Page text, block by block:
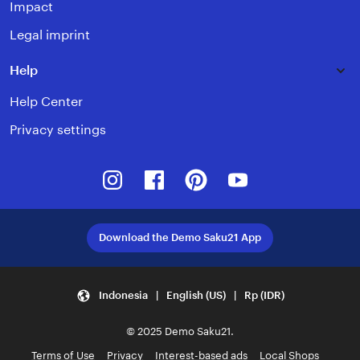
Impact
Legal imprint
Help
Help Center
Privacy settings
InstagramFacebookPinterest
Download the Demo Saku21 App
Indonesia | English (US) | Rp (IDR)
© 2025 Demo Saku21.
Terms of Use
Privacy Interest-based ads
Local Shops